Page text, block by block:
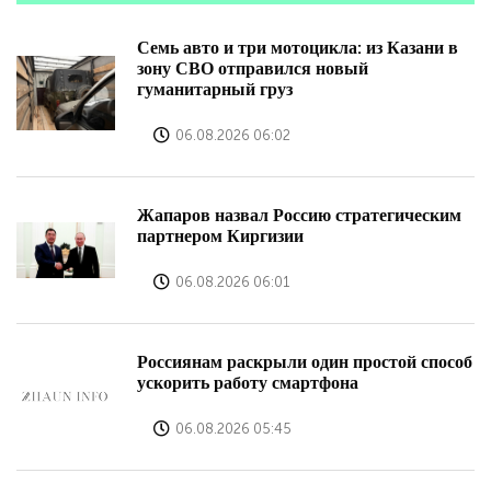
Семь авто и три мотоцикла: из Казани в
зону СВО отправился новый
гуманитарный груз
06.08.2026 06:02
Жапаров назвал Россию стратегическим
партнером Киргизии
06.08.2026 06:01
Россиянам раскрыли один простой способ
ускорить работу смартфона
06.08.2026 05:45